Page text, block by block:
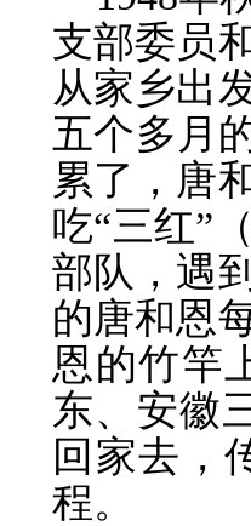
支部委员
从家乡出
五个多月
累了，唐
吃“三红”
部队，遇
的唐和恩
恩的竹竿
东、安徽
回家去，
程。